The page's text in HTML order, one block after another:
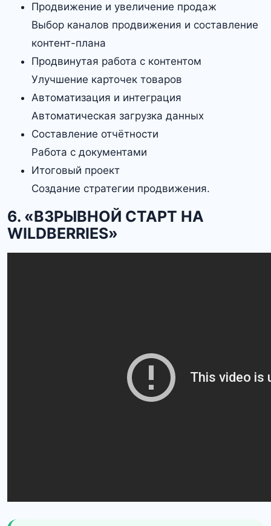
Продвижение и увеличение продаж
Выбор каналов продвижения и составление
контент-плана
Продвинутая работа с контентом
Улучшение карточек товаров
Автоматизация и интеграция
Автоматическая загрузка данных
Составление отчётности
Работа с документами
Итоговый проект
Создание стратегии продвижения.
6. «ВЗРЫВНОЙ СТАРТ НА
WILDBERRIES»